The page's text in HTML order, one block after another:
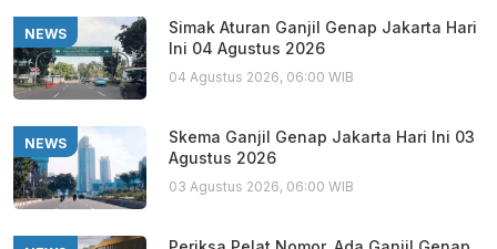
NEWS
Simak Aturan Ganjil Genap Jakarta Hari
Ini 04 Agustus 2026
04 Agustus 2026, 06:00 WIB
NEWS
Skema Ganjil Genap Jakarta Hari Ini 03
Agustus 2026
03 Agustus 2026, 06:00 WIB